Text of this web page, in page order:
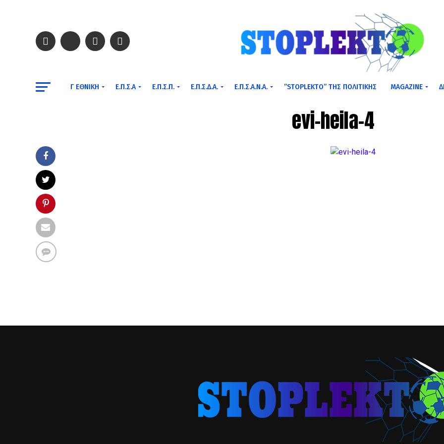
Γ ΕΘΝΙΚΉ Ε.Π.Σ.Α Ε.Π.Σ.Π. Ε.Π.Σ.Δ.Α. Ε.Π.Σ.Α.Ν.Α. ”STOPLEKTO” ΤΗΣ ΠΟΛΙΤΙΚΗΣ MAGAZINE
evi-heila-4